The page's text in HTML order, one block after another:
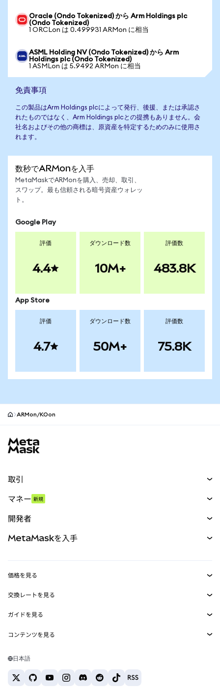
Oracle (Ondo Tokenized) から Arm Holdings plc
(Ondo Tokenized)
1 ORCLon は 0.499931 ARMon に相当
ASML Holding NV (Ondo Tokenized) から Arm
Holdings plc (Ondo Tokenized)
1 ASMLon は 5.9492 ARMon に相当
免責事項
この製品はArm Holdings plcによって発行、後援、または承認さ
れたものではなく、Arm Holdings plcとの提携もありません。会
社名およびその他の商標は、原資産を特定するためのみに使用さ
れます。
数秒でARMonを入手
MetaMaskでARMonを購入、売却、取引、
スワップ。最も信頼される暗号資産ウォレッ
ト。
Google Play
評価
4.4
ダウンロード数
10M+
評価数
483.8K
App Store
評価
4.7
ダウンロード数
50M+
評価数
75.8K
ARMon/KOon
取引
パーペチュアル
RWA
マネー 新規
開発者
MetaMask Connect
Snaps
Web3サービス
MetaMaskを入手
セキュリティ
サポート
キャリア
お問い合わせ
価格を見る
イーサリアムの価格
Solanaの価格
Tetherの価格
交換レートを見る
ETH→USD
USDT→INR
BTC→INR
ETH→USDT
ガイドを見る
ETHの購入
USDTの購入
コンテンツを見る
Solanaウォレット
日本語